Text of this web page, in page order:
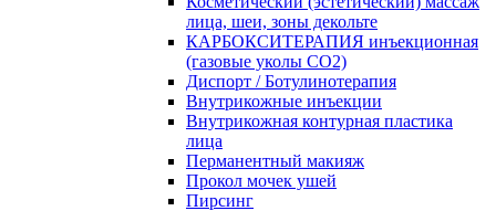
лица, шеи, зоны декольте
КАРБОКСИТЕРАПИЯ инъекционная
(газовые уколы СО2)
Диспорт / Ботулинотерапия
Внутрикожные инъекции
Внутрикожная контурная пластика
лица
Перманентный макияж
Прокол мочек ушей
Пирсинг